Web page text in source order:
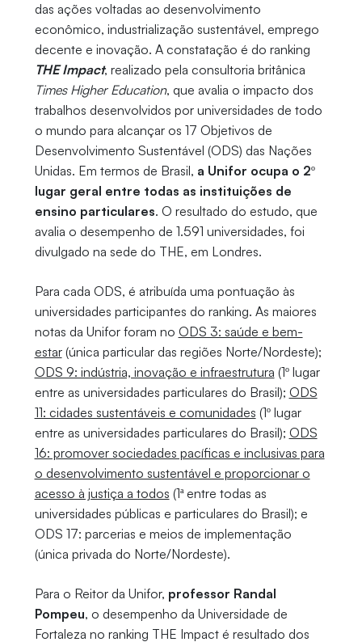
das ações voltadas ao desenvolvimento
econômico, industrialização sustentável, emprego
decente e inovação. A constatação é do ranking
THE Impact, realizado pela consultoria britânica
Times Higher Education, que avalia o impacto dos
trabalhos desenvolvidos por universidades de todo
o mundo para alcançar os 17 Objetivos de
Desenvolvimento Sustentável (ODS) das Nações
Unidas. Em termos de Brasil, a Unifor ocupa o 2º
lugar geral entre todas as instituições de
ensino particulares. O resultado do estudo, que
avalia o desempenho de 1.591 universidades, foi
divulgado na sede do THE, em Londres.
Para cada ODS, é atribuída uma pontuação às
universidades participantes do ranking. As maiores
notas da Unifor foram no ODS 3: saúde e bem-
estar(única particular das regiões Norte/Nordeste);
ODS 9: indústria, inovação e infraestrutura (1º lugar
entre as universidades particulares do Brasil); ODS
11: cidades sustentáveis e comunidades (1º lugar
entre as universidades particulares do Brasil); ODS
16: promover sociedades pacíficas e inclusivas para
o desenvolvimento sustentável e proporcionar o
acesso à justiça a todos (1ª entre todas as
universidades públicas e particulares do Brasil); e
ODS 17: parcerias e meios de implementação
(única privada do Norte/Nordeste).
Para o Reitor da Unifor, professor Randal
Pompeu, o desempenho da Universidade de
Fortaleza no ranking THE Impact é resultado dos